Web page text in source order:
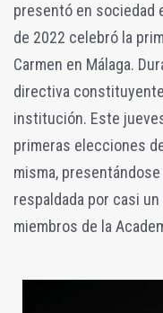
presentó en sociedad
de 2022 celebró la
Carmen en Málaga.
directiva
institución. Este
primeras elecciones
misma,
respaldada por casi
miembros de la